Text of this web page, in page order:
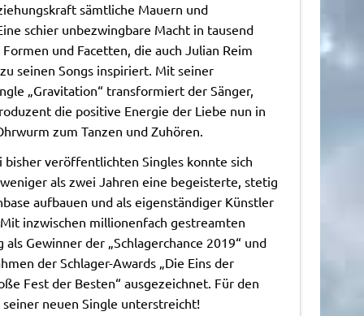
sämtliche Mauern und
schier unbezwingbare Macht in tausend
und Facetten, die auch Julian Reim
seinen Songs inspiriert. Mit seiner
„Gravitation“ transformiert der Sänger,
die positive Energie der Liebe nun in
zum Tanzen und Zuhören.
bisher veröffentlichten Singles konnte sich
als zwei Jahren eine begeisterte, stetig
aufbauen und als eigenständiger Künstler
inzwischen millionenfach gestreamten
Gewinner der „Schlagerchance 2019“ und
der Schlager-Awards „Die Eins der
Fest der Besten“ ausgezeichnet. Für den
neuen Single unterstreicht!